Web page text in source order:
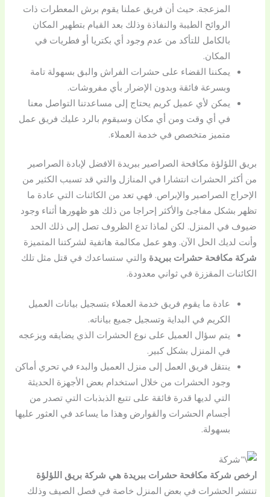
المزعجة. حيث أن فريق عملنا يقوم برش المعطرات ذات
الروائح الطيبة والنفاذة وذلك بعد القيام بتطهير المكان
بالكامل للتأكد من عدم وجود أي بكتريا أو فطريات في
المكان.
يمكننا القضاء على حشرات الفراش والبق بسهولة تامة
وبسرعة فائقة وبدون الإضرار بأي مفروشات.
يمكن لأي عميل كريم يحتاج إلى مساعدتنا التواصل معنا
في أي وقت ومن أي مكان وسيقوم بالرد عليك فريق عمل
متميز متخصص في خدمة العملاء.
بريق اللؤلؤة مكافحة الصراصير ببريدة الافضل لإبادة الصراصير
من أكثر الحشرات انتشارا في المنازل والتي قد تسبب الكثير من
الإحراج الصراصير والإبراص. فهي تعد من الكائنات التي عادة ما
تظهر بشكل مفاجئ والأكثر إحراجا من ذلك هو ظهورها أثناء وجود
ضيوف في المنزل. لكن لماذا تدع الظروف تصل إلى ذلك الحد
وأنت لديك الحل الآن. وهو عمل مكالمة هاتفية لشركتنا المتميزة
شركة مكافحة حشرات ببريدة والتي ستساعدك في قتل مثل تلك
الكائنات المقززة في ثواني معدودة.
عادة ما يقوم فريق خدمة العملاء بتسجيل بيانات العميل
الكريم في البداية وتسجيل جميع بياناته.
يتم سؤال العميل على نوع الحشرات الذي يضايقه ويزعجه
في المنزل بشكل كبير.
ينتقل فريق العمل إلى منزل العميل والبدء في تحري أماكن
وجود الحشرات من خلال استخدام بعض الأجهزة الحديثة
التي لديها قدرة فائقة على تتبع الذبذبات التي تصدر من
أجسام الحشرات والقوارض وهذا ما يساعد في العثور عليها
بسهولة.
ارخص شركة مكافحة حشرات ببريدة هي شركة بريق اللؤلؤة
تنتشر الحشرات في بعض المنزل خاصة في فصل الصيف وذلك